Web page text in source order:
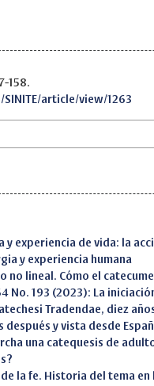
158.
article/view/1263
experiencia de vida: la
y experiencia humana
no lineal. Cómo el
No. 193 (2023): La
Tradendae, diez
después y vista desde
una catequesis de
la fe. Historia del tema en